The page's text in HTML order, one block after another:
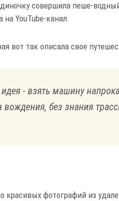
совершила пеше-
YouTube-канал.
вот так описала свое
- взять машину
без знания
красивых фотографий из